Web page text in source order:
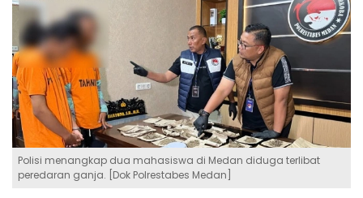
Polisi menangkap dua mahasiswa di Medan diduga terlibat
peredaran ganja. [Dok Polrestabes Medan]